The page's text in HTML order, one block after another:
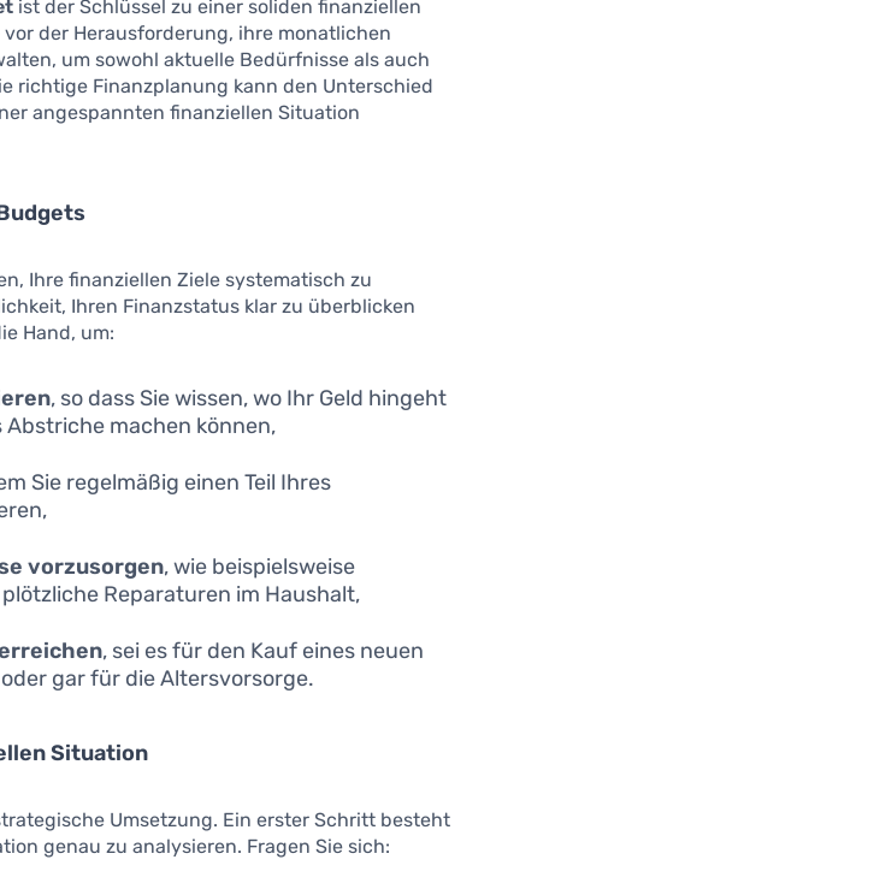
ist der Schlüssel zu einer soliden finanziellen
der Herausforderung, ihre monatlichen
um sowohl aktuelle Bedürfnisse als auch
richtige Finanzplanung kann den Unterschied
angespannten finanziellen Situation
Ihre finanziellen Ziele systematisch zu
Ihren Finanzstatus klar zu überblicken
Hand, um:
, so dass Sie wissen, wo Ihr Geld hingeht
machen können,
Sie regelmäßig einen Teil Ihres
vorzusorgen, wie beispielsweise
Reparaturen im Haushalt,
, sei es für den Kauf eines neuen
gar für die Altersvorsorge.
Situation
Umsetzung. Ein erster Schritt besteht
genau zu analysieren. Fragen Sie sich: